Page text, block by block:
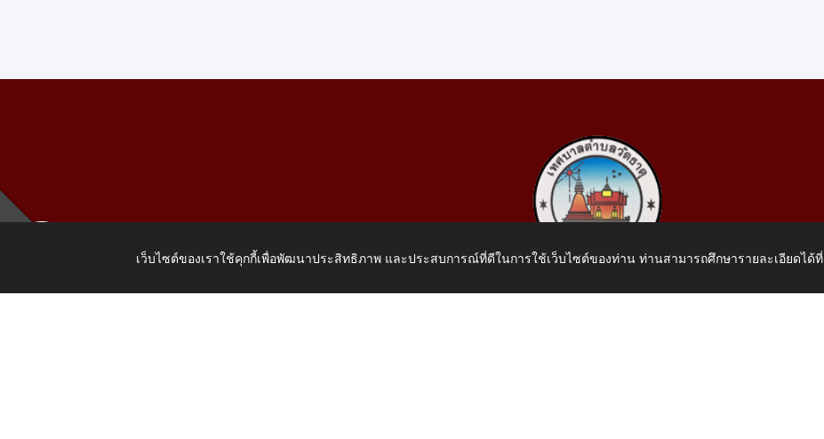
เว็บไซต์ของเราใช้คุกกี้เพื่อพัฒนาประสิทธิภาพ และประสบการณ์ที่ดีในการใช้เว็บไซต์ของท่าน ท่านสามารถศึกษารายละเอียดได้ที่